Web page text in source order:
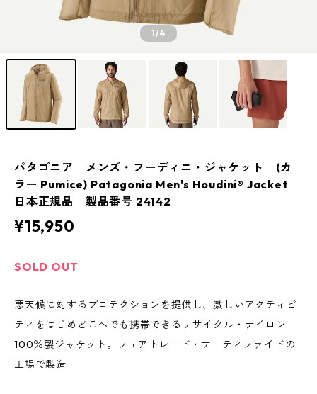
1/4
パタゴニア メンズ・フーディニ・ジャケット (カ
ラー Pumice) Patagonia Men's Houdini® Jacket
日本正規品 製品番号 24142
¥15,950
SOLD OUT
悪天候に対するプロテクションを提供し、激しいアクティビ
ティをはじめどこへでも携帯できるリサイクル・ナイロン
100％製ジャケット。フェアトレード・サーティファイドの
工場で製造